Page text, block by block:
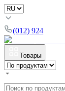
(012) 924
Товары